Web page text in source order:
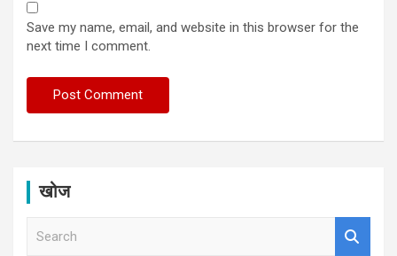
Save my name, email, and website in this browser for the
next time I comment.
खोज